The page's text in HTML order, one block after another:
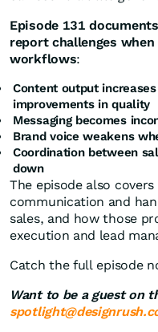
Episode 131
report challenges
workflows:
Content output
improvements in quality
Messaging becomes
Brand voice weakens
Coordination between
down
The episode also
communication and
sales, and how those
execution and lead
Catch the full episode
Want to be a guest on